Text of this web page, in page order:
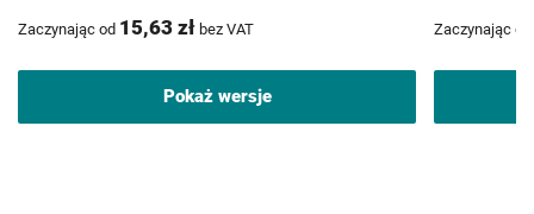
Zaczynając od 15,63 zł bez VAT
Pokaż wersje
Zaczynając od